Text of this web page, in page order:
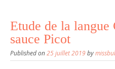
Etude de la langue
sauce Picot
Published on25 juillet 2019by